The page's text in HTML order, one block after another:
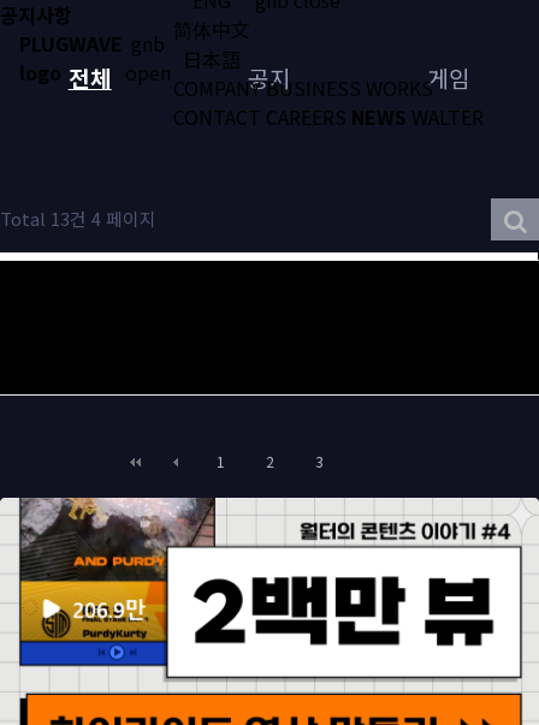
PLUGWAVE
logo
gnb
open
简体中文
日本語
COMPANYBUSINESS WORKS
CONTACT CAREERS NEWS WALTER
공지사항
전체 공지 게임
Total 13건 4 페이지
1 2 3